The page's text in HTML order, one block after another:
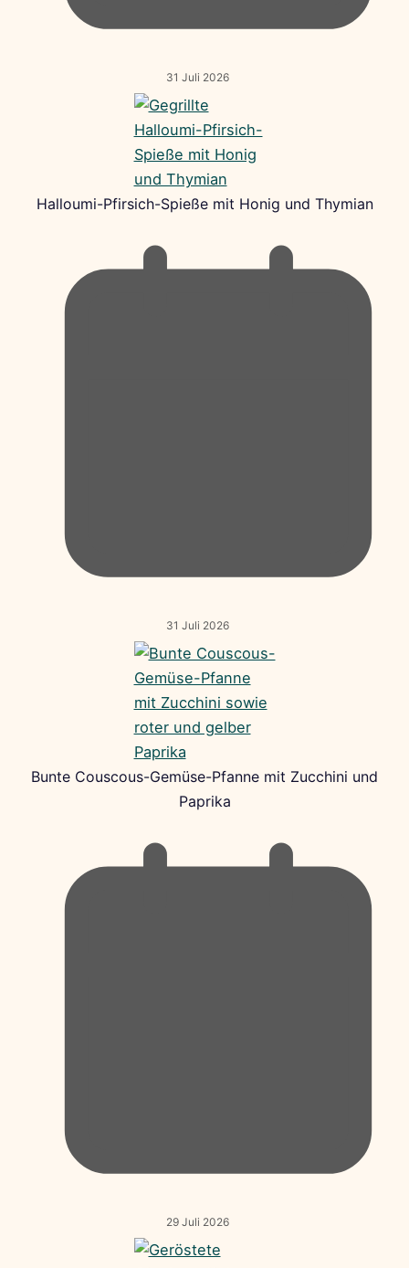
31 Juli 2026
Halloumi-Pfirsich-Spieße mit Honig und Thymian
31 Juli 2026
Bunte Couscous-Gemüse-Pfanne mit Zucchini und
Paprika
29 Juli 2026